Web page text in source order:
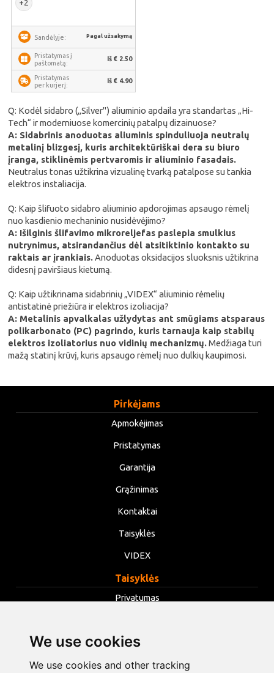
We use cookies
We use cookies and other tracking
+2
Sandėlyje: Pagal užsakymą
Pristatymas į
paštomatą:
Iš € 2.50
Pristatymas
per kurjerį:
Iš € 4.90
Q: Kodėl sidabro (,,Silver") aliuminio apdaila yra standartas „Hi-
Tech“ ir moderniuose komercinių patalpų dizainuose?
A: Sidabrinis anoduotas aliuminis spinduliuoja neutralų
metalinį blizgesį, kuris architektūriškai dera su biuro
įranga, stiklinėmis pertvaromis ir aliuminio fasadais.
Neutralus tonas užtikrina vizualinę tvarką patalpose su tankia
elektros instaliacija.
Q: Kaip šlifuoto sidabro aliuminio apdorojimas apsaugo rėmelį
nuo kasdienio mechaninio nusidėvėjimo?
A: Išilginis šlifavimo mikroreljefas paslepia smulkius
nutrynimus, atsirandančius dėl atsitiktinio kontakto su
raktais ar įrankiais.Anoduotas oksidacijos sluoksnis užtikrina
didesnį paviršiaus kietumą.
Q: Kaip užtikrinama sidabrinių „VIDEX“ aliuminio rėmelių
antistatinė priežiūra ir elektros izoliacija?
A: Metalinis apvalkalas užlydytas ant smūgiams atsparaus
polikarbonato (PC) pagrindo, kuris tarnauja kaip stabilų
elektros izoliatorius nuo vidinių mechanizmų.Medžiaga turi
mažą statinį krūvį, kuris apsaugo rėmelį nuo dulkių kaupimosi.
Pirkėjams
Apmokėjimas
Pristatymas
Garantija
Grąžinimas
Kontaktai
Taisyklės
VIDEX
Taisyklės
Privatumas
Slapukai
Keisti slapukų nustatymus